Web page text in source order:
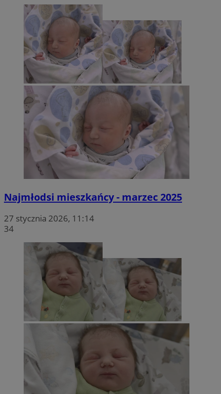
Najmłodsi mieszkańcy - marzec 2025
27 stycznia 2026, 11:14
34